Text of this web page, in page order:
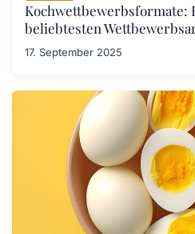
Kochwettbewerbsformate:
beliebtesten
17. September 2025